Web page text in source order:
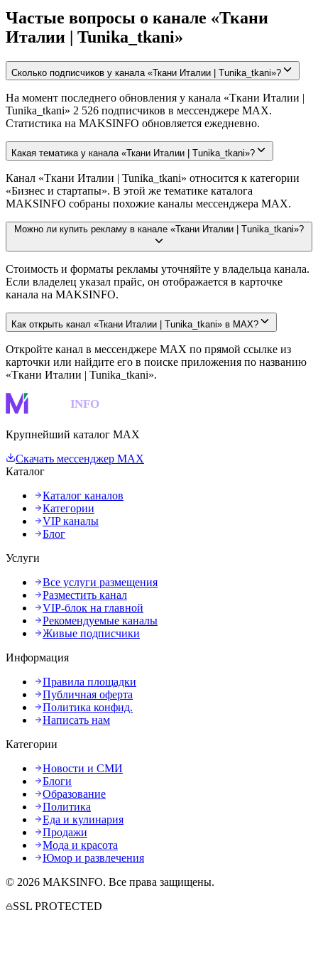
Частые вопросы о канале «Ткани
Италии | Tunika_tkani»
Сколько подписчиков у канала «Ткани Италии | Tunika_tkani»?
На момент последнего обновления у канала «Ткани Италии |
Tunika_tkani» 2 526 подписчиков в мессенджере MAX.
Статистика на MAKSINFO обновляется ежедневно.
Какая тематика у канала «Ткани Италии | Tunika_tkani»?
Канал «Ткани Италии | Tunika_tkani» относится к категории
«Бизнес и стартапы». В этой же тематике каталога
MAKSINFO собраны похожие каналы мессенджера MAX.
Можно ли купить рекламу в канале «Ткани Италии | Tunika_tkani»?
Стоимость и форматы рекламы уточняйте у владельца канала.
Если владелец указал прайс, он отображается в карточке
канала на MAKSINFO.
Как открыть канал «Ткани Италии | Tunika_tkani» в MAX?
Откройте канал в мессенджере MAX по прямой ссылке из
карточки или найдите его в поиске приложения по названию
«Ткани Италии | Tunika_tkani».
INFO
Крупнейший каталог MAX
Скачать мессенджер MAX
Каталог
Каталог каналов
Категории
VIP каналы
Блог
Услуги
Все услуги размещения
Разместить канал
VIP-блок на главной
Рекомендуемые каналы
Живые подписчики
Информация
Правила площадки
Публичная оферта
Политика конфид.
Написать нам
Категории
Новости и СМИ
Блоги
Образование
Политика
Еда и кулинария
Продажи
Мода и красота
Юмор и развлечения
© 2026 MAKSINFO. Все права защищены.
SSL PROTECTED